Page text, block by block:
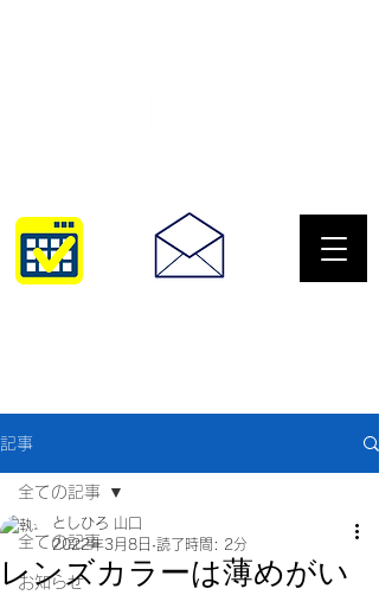
記事
全ての記事
お知らせ
全ての記事
レンズカラーは薄めがい
としひろ 山口
2022年3月8日 読了時間: 2分